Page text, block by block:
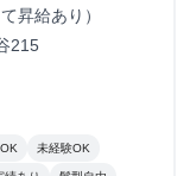
昇給あり）
215
未経験OK